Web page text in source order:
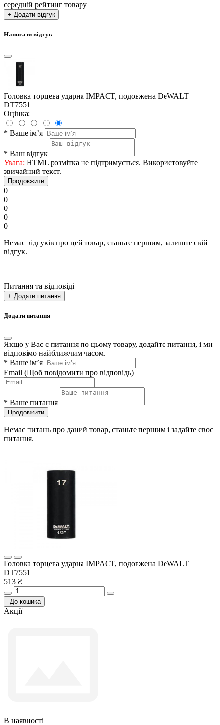
середній рейтинг товару
+ Додати відгук
Написати відгук
Головка торцева ударна IMPACT, подовжена DeWALT
DT7551
Оцінка:
* Ваше ім’я
* Ваш відгук
Увага: HTML розмітка не підтримується. Використовуйте
звичайний текст.
Продовжити
0
0
0
0
0
Немає відгуків про цей товар, станьте першим, залиште свій
відгук.
Питання та відповіді
+ Додати питання
Додати питання
Якщо у Вас є питання по цьому товару, додайте питання, і ми
відповімо найближчим часом.
* Ваше ім’я
Email (Щоб повідомити про відповідь)
* Ваше питання
Продовжити
Немає питань про даний товар, станьте першим і задайте своє
питання.
Головка торцева ударна IMPACT, подовжена DeWALT
DT7551
513 ₴
До кошика
Акції
В наявності